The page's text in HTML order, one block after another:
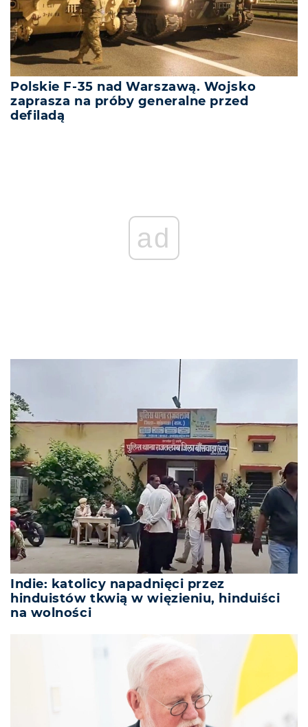
Polskie F-35 nad Warszawą. Wojsko
zaprasza na próby generalne przed
defiladą
Indie: katolicy napadnięci przez
hinduistów tkwią w więzieniu, hinduiści
na wolności